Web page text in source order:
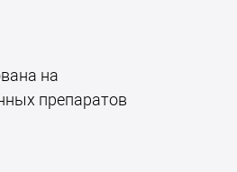
на
препаратов